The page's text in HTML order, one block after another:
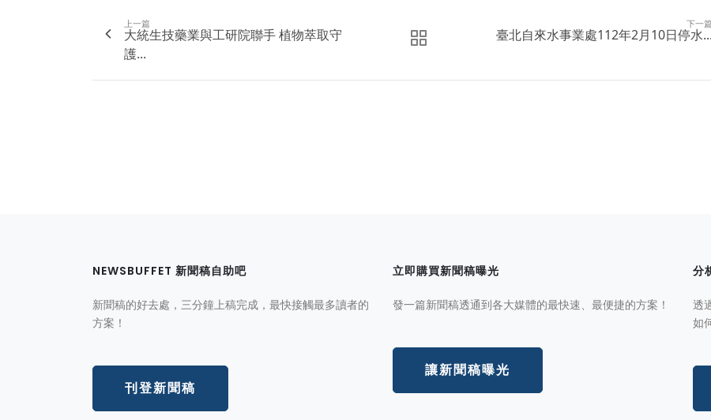
上一篇
大統生技藥業與工研院聯手 植物萃取守
護...
下一篇
臺北自來水事業處112年2月10日停水...
NEWSBUFFET 新聞稿自助吧
新聞稿的好去處，三分鐘上稿完成，最快接觸最多讀者的
方案！
刊登新聞稿
立即購買新聞稿曝光
發一篇新聞稿透通到各大媒體的最快速、最便捷的方案！
讓新聞稿曝光
分
透
如